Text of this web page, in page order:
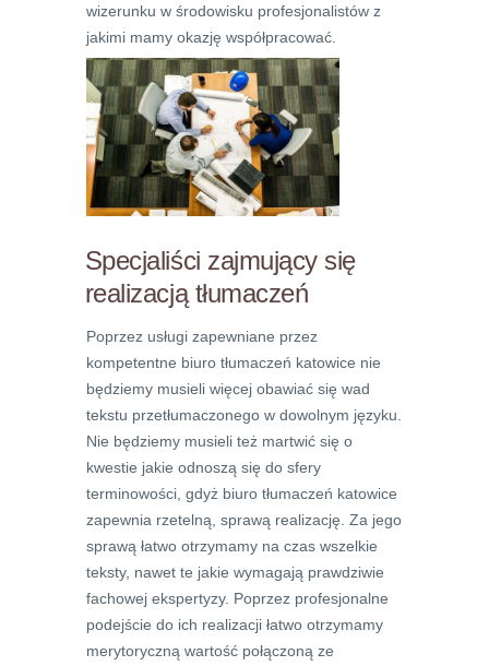
wizerunku w środowisku profesjonalistów z
jakimi mamy okazję współpracować.
Specjaliści zajmujący się
realizacją tłumaczeń
Poprzez usługi zapewniane przez
kompetentne biuro tłumaczeń katowice nie
będziemy musieli więcej obawiać się wad
tekstu przetłumaczonego w dowolnym języku.
Nie będziemy musieli też martwić się o
kwestie jakie odnoszą się do sfery
terminowości, gdyż biuro tłumaczeń katowice
zapewnia rzetelną, sprawą realizację. Za jego
sprawą łatwo otrzymamy na czas wszelkie
teksty, nawet te jakie wymagają prawdziwie
fachowej ekspertyzy. Poprzez profesjonalne
podejście do ich realizacji łatwo otrzymamy
merytoryczną wartość połączoną ze